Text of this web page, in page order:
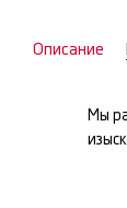
Описание
Мы